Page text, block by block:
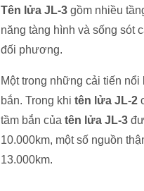
Tên lửa JL-3 gồm nhiều
năng tàng hình và sống sót
đối phương.
Một trong những cải tiến nổi
bắn. Trong khi tên lửa JL-2
tầm bắn của tên lửa JL-3
10.000km, một số nguồn
13.000km.